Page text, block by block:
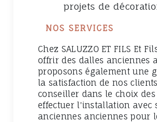
projets de
NOS SERVICES
Chez SALUZZO ET FILS Et
offrir des dalles anciennes
proposons également une
la satisfaction de nos
conseiller dans le choix
effectuer l'installation avec
anciennes anciennes pour